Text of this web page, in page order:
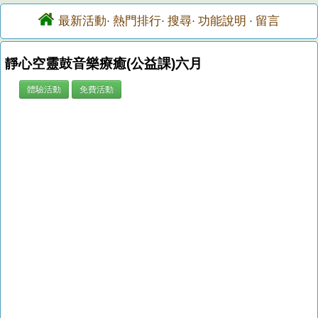
最新活動· 熱門排行· 搜尋· 功能說明 · 留言
靜心空靈鼓音樂療癒(公益課)六月
體驗活動 免費活動